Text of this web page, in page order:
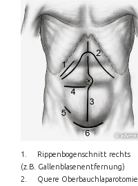
1. Rippenbogenschnitt rechts
(z.B. Gallenblasenentfernung)
2. Quere Oberbauchlaparotomie